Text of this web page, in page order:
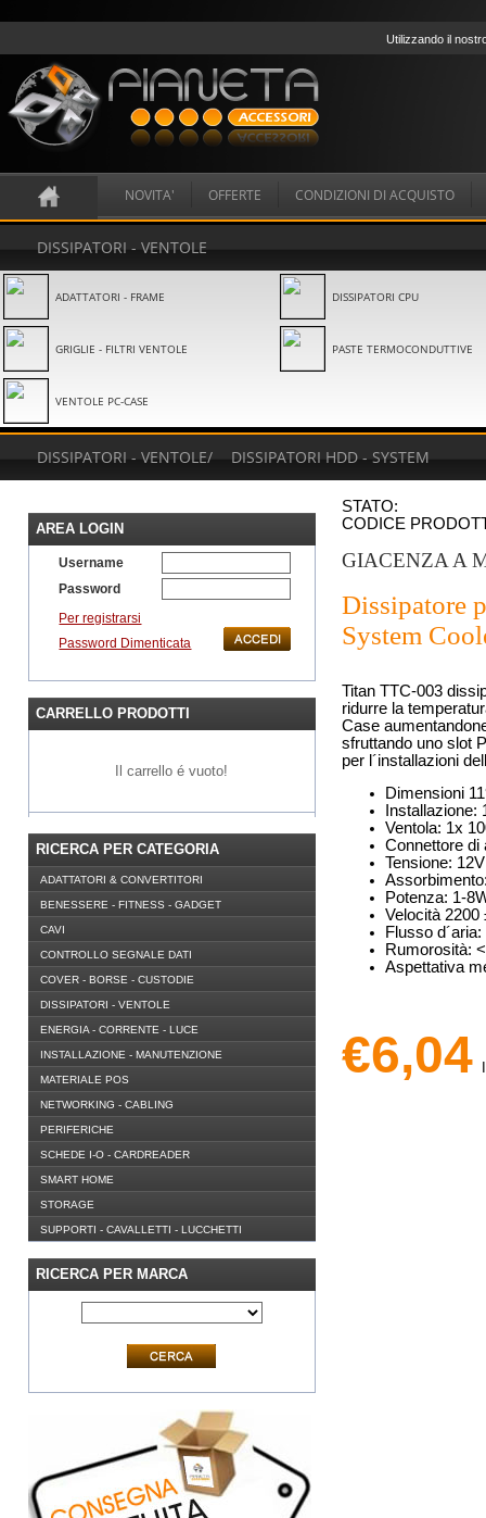
Utilizzando il
NOVITA' OFFERTE CONDIZIONI DI ACQUISTO
DISSIPATORI - VENTOLE
ADATTATORI - FRAME DISSIPATORI CPU
GRIGLIE - FILTRI VENTOLE PASTE TERMOCONDUTTIVE
VENTOLE PC-CASE
DISSIPATORI - VENTOLE/ DISSIPATORI HDD - SYSTEM
AREA LOGIN
Username
Password
Per registrarsi
Password Dimenticata
CARRELLO PRODOTTI
Il carrello é vuoto!
RICERCA PER CATEGORIA
ADATTATORI & CONVERTITORI
BENESSERE - FITNESS - GADGET
CAVI
CONTROLLO SEGNALE DATI
COVER - BORSE - CUSTODIE
DISSIPATORI - VENTOLE
ENERGIA - CORRENTE - LUCE
INSTALLAZIONE - MANUTENZIONE
MATERIALE POS
NETWORKING - CABLING
PERIFERICHE
SCHEDE I-O - CARDREADER
SMART HOME
STORAGE
SUPPORTI - CAVALLETTI - LUCCHETTI
RICERCA PER MARCA
STATO:
CODICE
GIACENZA A
Dissipatore
System
Titan TTC-003
ridurre la
Case
sfruttando uno slot
per l´installazioni
Dimensioni
Installazione:
Ventola: 1x
Connettore di
Tensione: 12V
Potenza: 1-
Velocità 2200
Flusso d´aria:
Rumorosità:
Aspettativa
€6,04